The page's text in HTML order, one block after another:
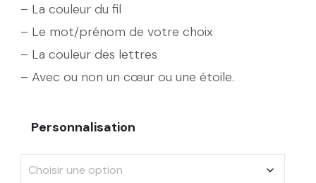
– La couleur du fil
– Le mot/prénom de votre choix
– La couleur des lettres
– Avec ou non un cœur ou une étoile.
Personnalisation